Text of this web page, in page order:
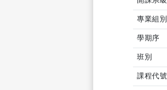
專業組別
學期序
班別
課程代號